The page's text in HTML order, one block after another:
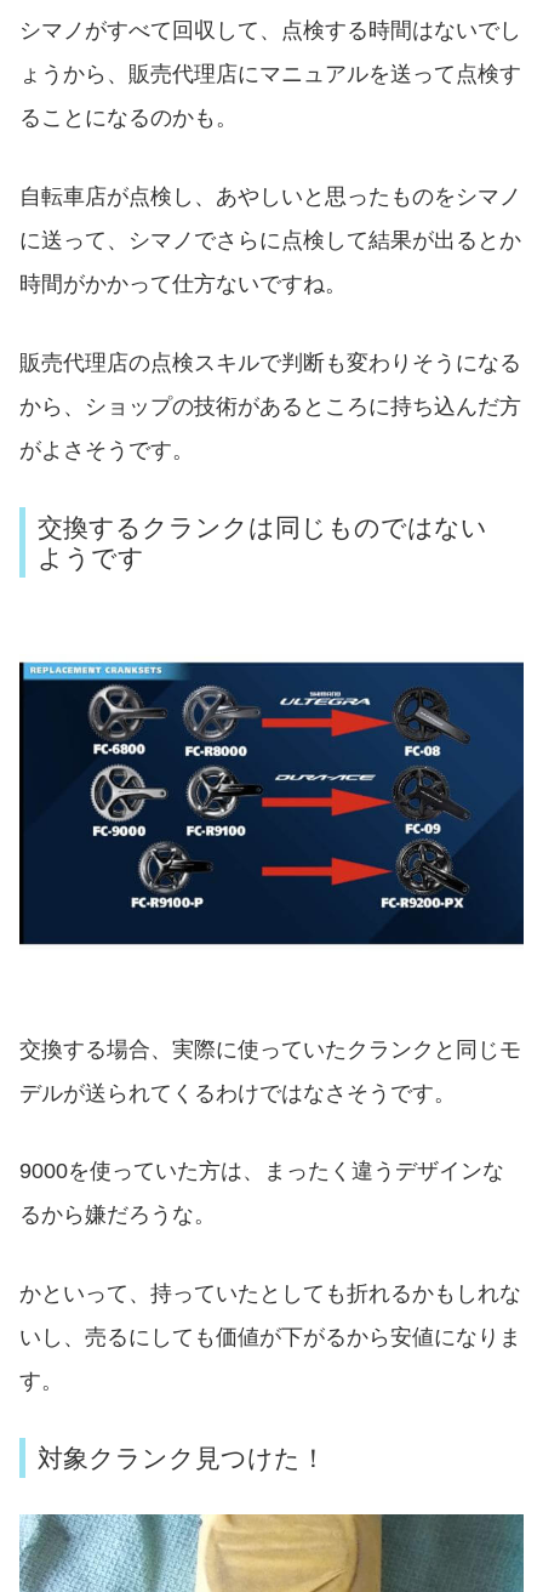
シマノがすべて回収して、点検する時間はないでし
ょうから、販売代理店にマニュアルを送って点検す
ることになるのかも。
自転車店が点検し、あやしいと思ったものをシマノ
に送って、シマノでさらに点検して結果が出るとか
時間がかかって仕方ないですね。
販売代理店の点検スキルで判断も変わりそうになる
から、ショップの技術があるところに持ち込んだ方
がよさそうです。
交換するクランクは同じものではない
ようです
交換する場合、実際に使っていたクランクと同じモ
デルが送られてくるわけではなさそうです。
9000を使っていた方は、まったく違うデザインな
るから嫌だろうな。
かといって、持っていたとしても折れるかもしれな
いし、売るにしても価値が下がるから安値になりま
す。
対象クランク見つけた！